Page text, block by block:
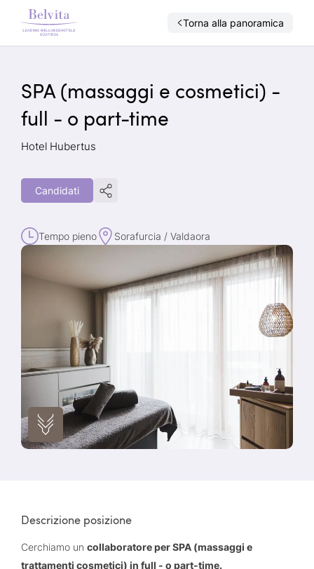
Torna alla panoramica
SPA (massaggi e cosmetici) -
full - o part-time
Hotel Hubertus
Candidati
Tempo pieno Sorafurcia / Valdaora
Descrizione posizione
Cerchiamo un collaboratore per SPA (massaggi e
trattamenti cosmetici) in full - o part-time.